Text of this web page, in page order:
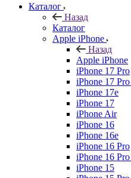
Каталог
Назад
Каталог
Apple iPhone
Назад
Apple iPhone
iPhone 17 Pro
iPhone 17
iPhone 17e
iPhone 17
iPhone Air
iPhone 16
iPhone 16e
iPhone 16 Pro
iPhone 16
iPhone 15